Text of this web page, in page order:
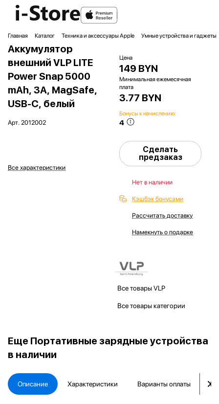
Главная Каталог Техника и аксессуары Apple Умные устройства и гаджеты
Аккумулятор
внешний VLP LITE
Power Snap 5000
mAh, 3A, MagSafe,
USB-C, белый
Арт. 2012002
Все характеристики
Цена
149 BYN
Минимальная ежемесячная
плата
3.77 BYN
Бонусы к начислению:
4
Сделать
предзаказ
Нет в наличии
Кэшбэк бонусами
Рассчитать доставку
Намекнуть о подарке
Все товары VLP
Все товары категории
Еще Портативные зарядные устройства
в наличии
Описание Характеристики Варианты оплаты